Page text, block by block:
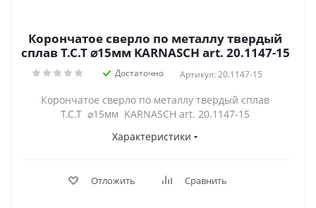
Корончатое сверло по металлу твердый
сплав Т.С.Т ⌀15мм KARNASCH art. 20.1147-15
Достаточно Артикул: 20.1147-15
Корончатое сверло по металлу твердый сплав
Т.С.Т ⌀15мм KARNASCH art. 20.1147-15
Характеристики
Отложить Сравнить